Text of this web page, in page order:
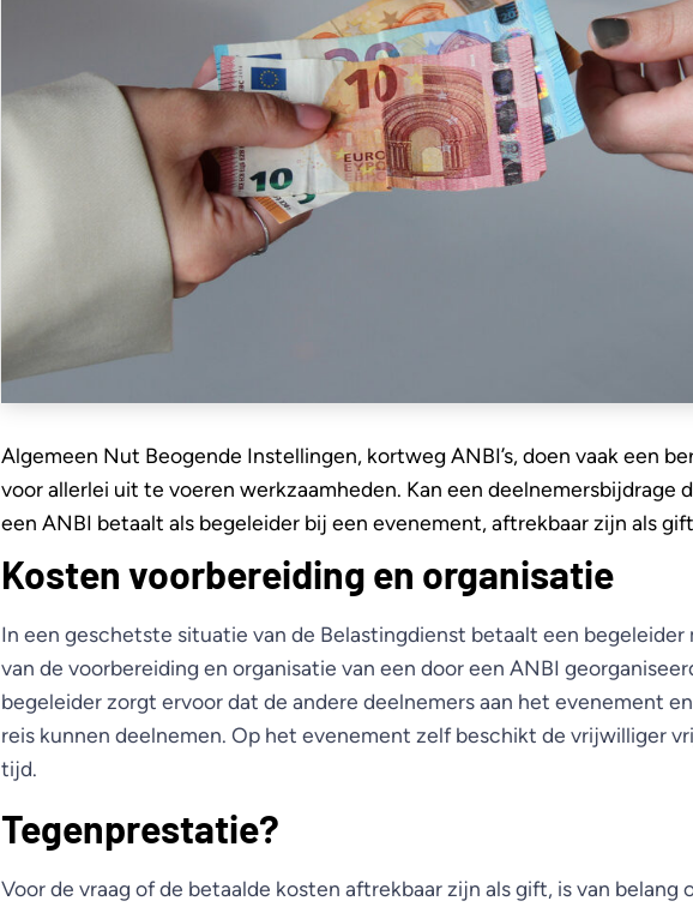
Algemeen Nut Beogende Instellingen, kortweg ANBI’s, doen vaak een
voor allerlei uit te voeren werkzaamheden. Kan een deelnemersbijdrage
een ANBI betaalt als begeleider bij een evenement, aftrekbaar zijn als
Kosten voorbereiding en organisatie
In een geschetste situatie van de Belastingdienst betaalt een begeleider
van de voorbereiding en organisatie van een door een ANBI
begeleider zorgt ervoor dat de andere deelnemers aan het evenement
reis kunnen deelnemen. Op het evenement zelf beschikt de vrijwilliger
tijd.
Tegenprestatie?
Voor de vraag of de betaalde kosten aftrekbaar zijn als gift, is van belang